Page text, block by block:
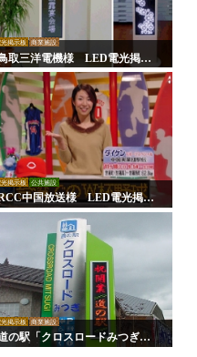
掲示板 商業施設
取三洋電機様 LED電光掲示
掲示板 公共施設
中国放送様 LED電光掲示
掲示板 商業施設
の駅「クロスロードみつぎ」L
電光掲示板